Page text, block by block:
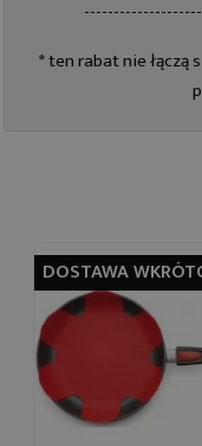
* ten rabat nie łączą
DOSTAWA